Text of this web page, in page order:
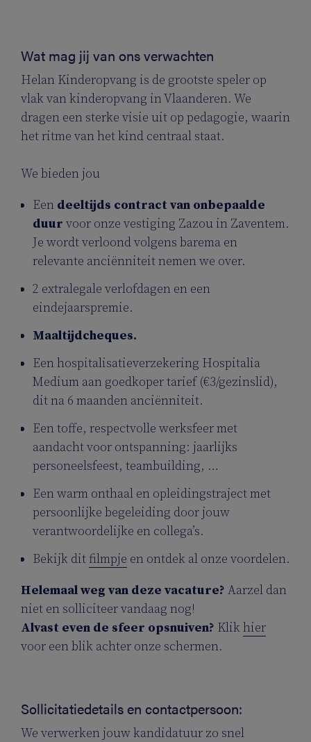
Wat mag jij van ons verwachten
Helan Kinderopvang is de grootste speler op
vlak van kinderopvang in Vlaanderen. We
dragen een sterke visie uit op pedagogie, waarin
het ritme van het kind centraal staat.
We bieden jou
Een deeltijds contract van onbepaalde
duur voor onze vestiging Zazou in Zaventem.
Je wordt verloond volgens barema en
relevante anciënniteit nemen we over.
2 extralegale verlofdagen en een
eindejaarspremie.
Maaltijdcheques.
Een hospitalisatieverzekering Hospitalia
Medium aan goedkoper tarief (€3/gezinslid),
dit na 6 maanden anciënniteit.
Een toffe, respectvolle werksfeer met
aandacht voor ontspanning: jaarlijks
personeelsfeest, teambuilding, …
Een warm onthaal en opleidingstraject met
persoonlijke begeleiding door jouw
verantwoordelijke en collega’s.
Bekijk dit filmpje en ontdek al onze voordelen.
Helemaal weg van deze vacature? Aarzel dan
niet en solliciteer vandaag nog!
Alvast even de sfeer opsnuiven? Klikhier
voor een blik achter onze schermen.
Sollicitatiedetails en contactpersoon:
We verwerken jouw kandidatuur zo snel